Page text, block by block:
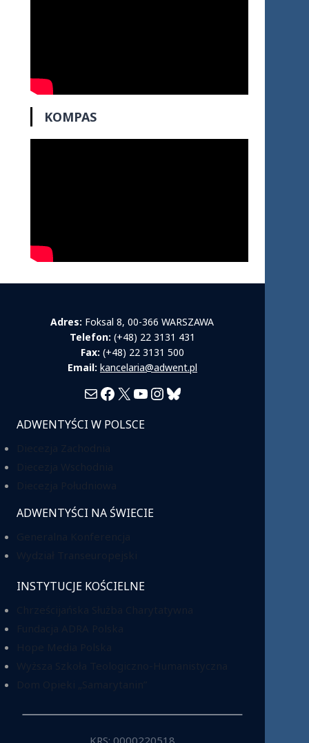
KOMPAS
Adres: Foksal 8, 00-366 WARSZAWA
Telefon: (+48) 22 3131 431
Fax: (+48) 22 3131 500
Email: kancelaria@adwent.pl
MailFacebook
X YouTube
Instagram
Bluesky
ADWENTYŚCI W POLSCE
ADWENTYŚCI NA ŚWIECIE
INSTYTUCJE KOŚCIELNE